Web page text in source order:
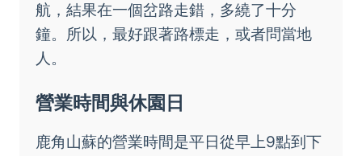
航，結果在一個岔路走錯，多繞了十分
鐘。所以，最好跟著路標走，或者問當地
人。
營業時間與休園日
鹿角山蘇的營業時間是平日從早上9點到下